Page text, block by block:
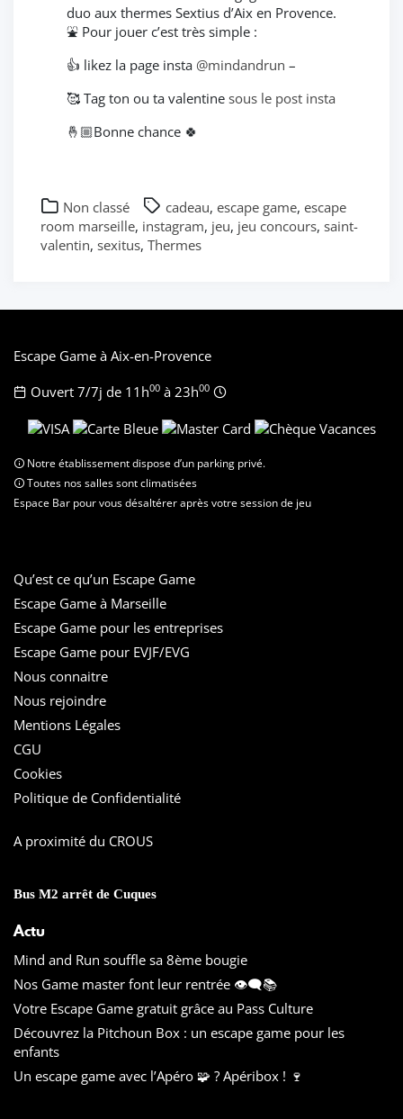
duo aux thermes Sextius d’Aix en Provence.
⛲️ Pour jouer c’est très simple :
👍 likez la page insta @mindandrun –
🥰 Tag ton ou ta valentine sousle post insta
🤞🏼Bonne chance 🍀
Non classé cadeau, escape game, escape
room marseille, instagram, jeu, jeu concours, saint-
valentin, sexitus, Thermes
Escape Game à Aix-en-Provence
Ouvert 7/7j de 11h00 à 23h00
Notre établissement dispose d’un parking privé.
Toutes nos salles sont climatisées
Espace Bar pour vous désaltérer après votre session de jeu
Qu’est ce qu’un Escape Game
Escape Game à Marseille
Escape Game pour les entreprises
Escape Game pour EVJF/EVG
Nous connaitre
Nous rejoindre
Mentions Légales
CGU
Cookies
Politique de Confidentialité
A proximité du CROUS
Bus M2 arrêt de Cuques
Actu
Mind and Run souffle sa 8ème bougie
Nos Game master font leur rentrée 👁️‍🗨️📚
Votre Escape Game gratuit grâce au Pass Culture
Découvrez la Pitchoun Box : un escape game pour les
enfants
Un escape game avec l’Apéro 🧩 ? Apéribox ! 🍷